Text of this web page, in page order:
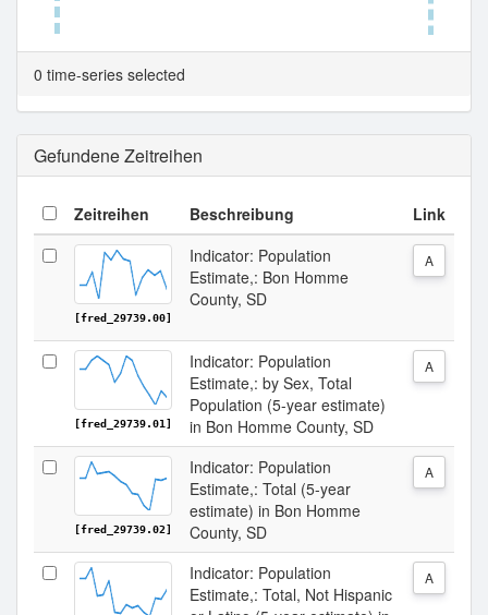
Tabellenansicht.
0 time-series selected
Gefundene Zeitreihen
Zeitreihen Beschreibung Link
[fred_29739.00]
Indicator: Population
Estimate,: Bon Homme
County, SD
A
[fred_29739.01]
Indicator: Population
Estimate,: by Sex, Total
Population (5-year estimate)
in Bon Homme County, SD
A
[fred_29739.02]
Indicator: Population
Estimate,: Total (5-year
estimate) in Bon Homme
County, SD
A
Indicator: Population
Estimate,: Total, Not Hispanic
A